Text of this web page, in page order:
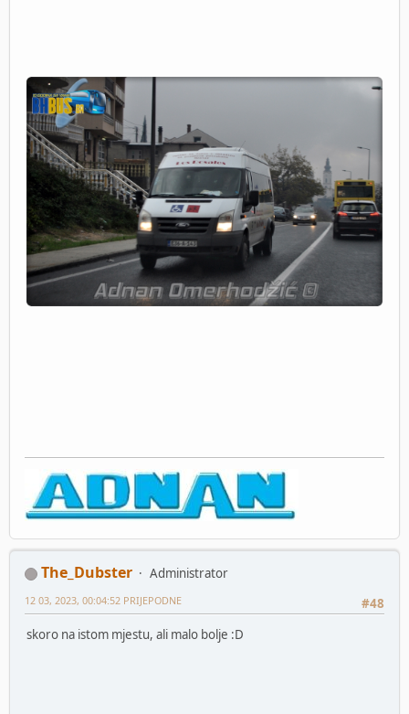
The_Dubster
Administrator
#48
12 03, 2023, 00:04:52 PRIJEPODNE
skoro na istom mjestu, ali malo bolje :D